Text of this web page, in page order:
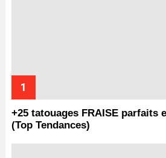
+25 tatouages ​​FRAISE parfaits
(Top Tendances)